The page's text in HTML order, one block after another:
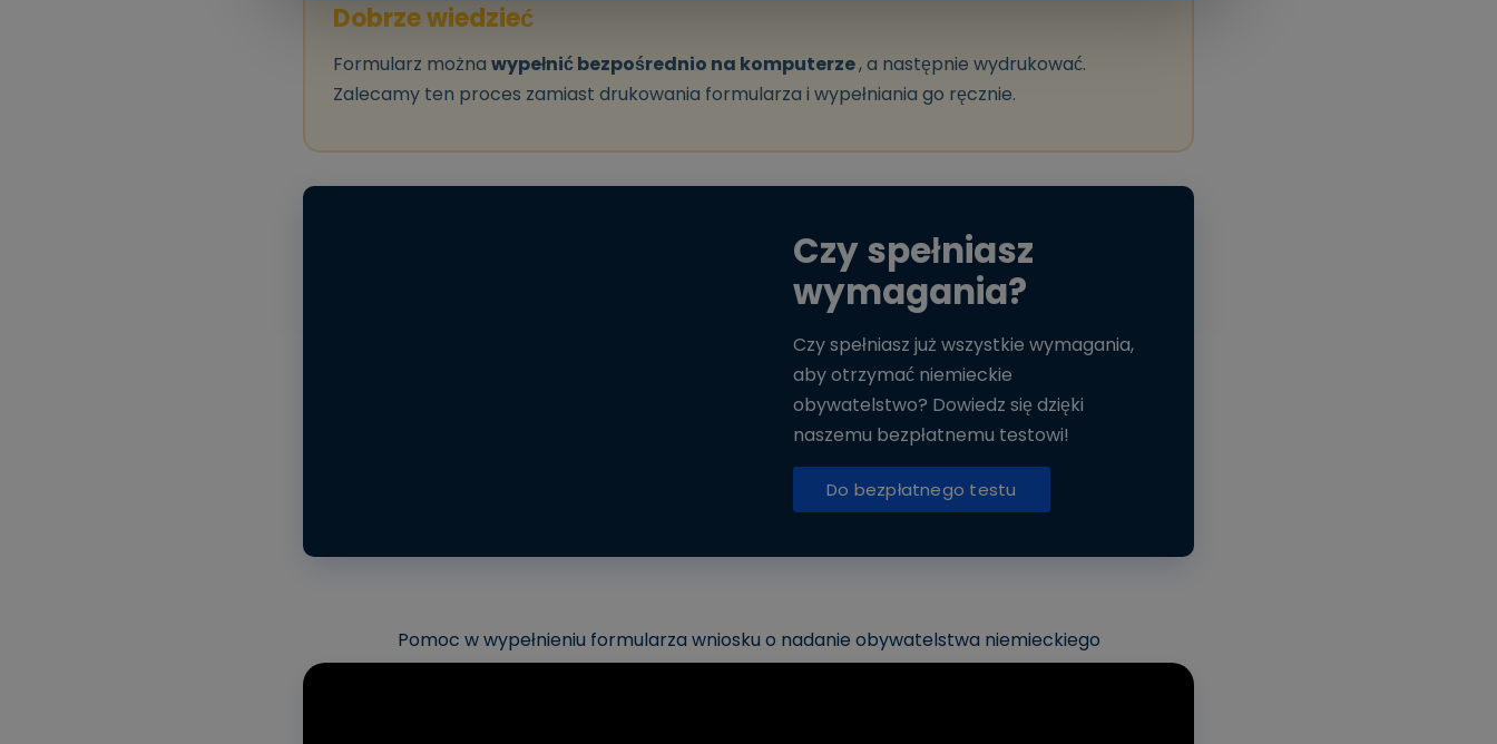
Dobrze wiedzieć
Formularz można wypełnić bezpośrednio na komputerze, a następnie wydrukować.
Zalecamy ten proces zamiast drukowania formularza i wypełniania go ręcznie.
Czy spełniasz
wymagania?
Czy spełniasz już wszystkie wymagania,
aby otrzymać niemieckie
obywatelstwo? Dowiedz się dzięki
naszemu bezpłatnemu testowi!
Do bezpłatnego testu
Pomoc w wypełnieniu formularza wniosku o nadanie obywatelstwa niemieckiego